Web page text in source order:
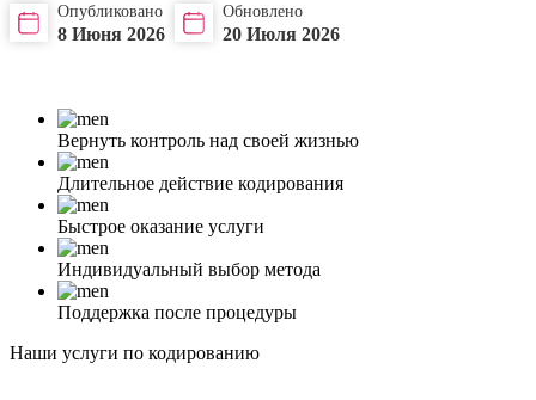
Опубликовано
8 Июня 2026
Обновлено
20 Июля 2026
Вернуть контроль над своей жизнью
Длительное действие кодирования
Быстрое оказание услуги
Индивидуальный выбор метода
Поддержка после процедуры
Наши услуги по кодированию